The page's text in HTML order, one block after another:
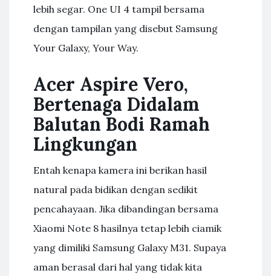
lebih segar. One UI 4 tampil bersama
dengan tampilan yang disebut Samsung
Your Galaxy, Your Way.
Acer Aspire Vero,
Bertenaga Didalam
Balutan Bodi Ramah
Lingkungan
Entah kenapa kamera ini berikan hasil
natural pada bidikan dengan sedikit
pencahayaan. Jika dibandingan bersama
Xiaomi Note 8 hasilnya tetap lebih ciamik
yang dimiliki Samsung Galaxy M31. Supaya
aman berasal dari hal yang tidak kita